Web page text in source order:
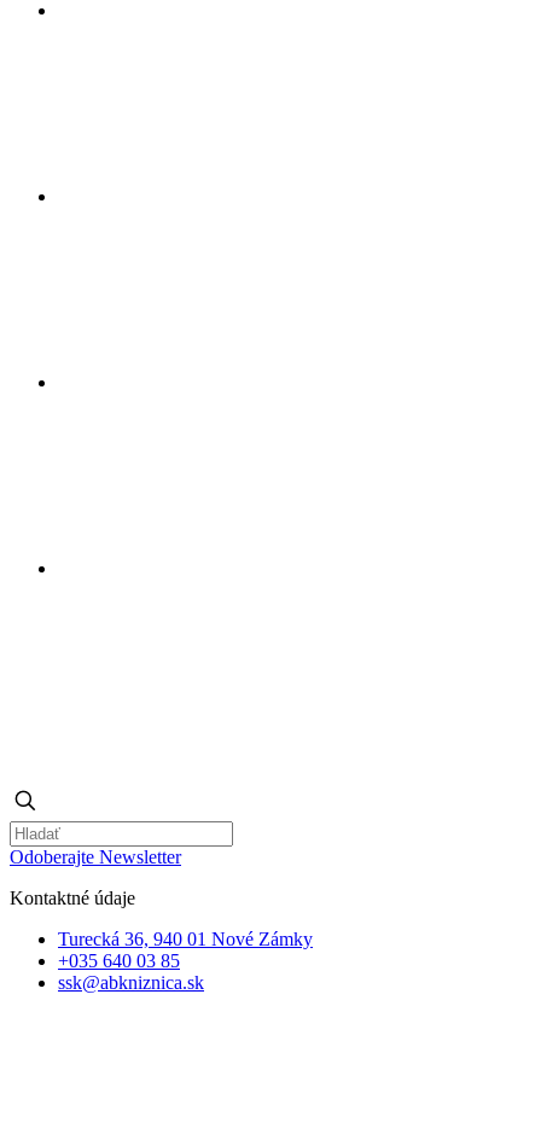
Odoberajte Newsletter
Kontaktné údaje
Turecká 36, 940 01 Nové Zámky
+035 640 03 85
ssk@abkniznica.sk